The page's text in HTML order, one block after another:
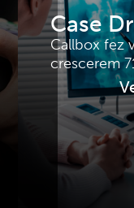
Case
Callbox fez
crescerem